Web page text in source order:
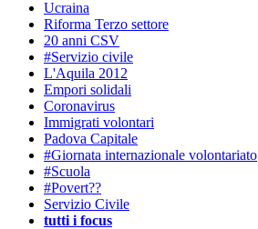
Ucraina
Riforma Terzo settore
20 anni CSV
#Servizio civile
L'Aquila 2012
Empori solidali
Coronavirus
Immigrati volontari
Padova Capitale
#Giornata internazionale volontariato
#Scuola
#Povert??
Servizio Civile
tutti i focus